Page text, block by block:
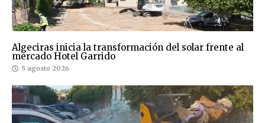
Algeciras inicia la transformación del solar frente al
mercado Hotel Garrido
5 agosto 2026